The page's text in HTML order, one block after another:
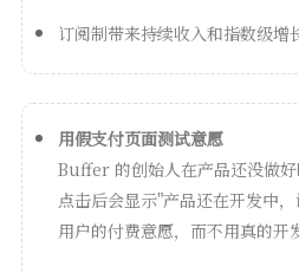
订阅制带来持续收入和指数级增
用假支付页面测试意愿
Buffer 的创始人在产品还没做好
点击后会显示"产品还在开发中
用户的付费意愿，而不用真的开